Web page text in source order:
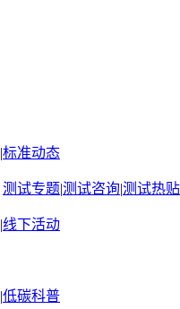
|标准动态
测试专题|测试咨询|测试热贴
|线下活动
|低碳科普